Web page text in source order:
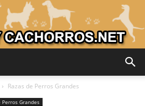
Razas de Perros Grandes
Perros Grandes